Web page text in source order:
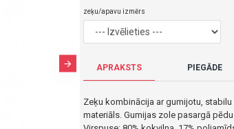
zeķu/apavu izmērs
APRAKSTS PIEGĀDE
Zeķu kombinācija ar gumijotu,
materiāls. Gumijas zole pasargā